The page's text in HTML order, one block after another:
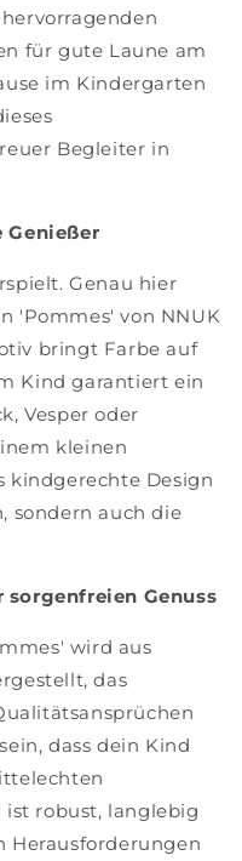
für gute Laune am
im Kindergarten
Begleiter in
Genießer
Genau hier
'Pommes' von NNUK
bringt Farbe auf
Kind garantiert ein
Vesper oder
kleinen
kindgerechte Design
sondern auch die
Genuss
wird aus
das
dass dein Kind
ist robust, langlebig
Herausforderungen